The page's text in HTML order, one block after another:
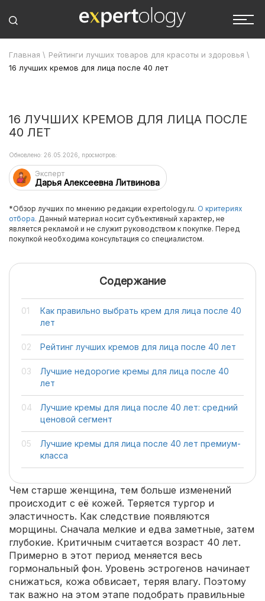
Главная \ Рейтинги лучших товаров для красоты и здоровья \
16 лучших кремов для лица после 40 лет
16 ЛУЧШИХ КРЕМОВ ДЛЯ ЛИЦА ПОСЛЕ
40 ЛЕТ
Эксперт
Дарья Алексеевна Литвинова
Обновлено: 26.05.2026, просмотров:
*Обзор лучших по мнению редакции expertology.ru. О критериях
отбора. Данный материал носит субъективный характер, не
является рекламой и не служит руководством к покупке. Перед
покупкой необходима консультация со специалистом.
Содержание
Как правильно выбрать крем для лица после 40
лет
Рейтинг лучших кремов для лица после 40 лет
Лучшие недорогие кремы для лица после 40
лет
Лучшие кремы для лица после 40 лет: средний
ценовой сегмент
Лучшие кремы для лица после 40 лет премиум-
класса
Чем старше женщина, тем больше изменений
происходит с её кожей. Теряется тургор и
эластичность. Как следствие появляются
морщины. Сначала мелкие и едва заметные, затем
глубокие. Критичным считается возраст 40 лет.
Примерно в этот период меняется весь
гормональный фон. Уровень эстрогенов начинает
снижаться, кожа обвисает, теряя влагу. Поэтому
так важно на этом этапе подобрать правильные